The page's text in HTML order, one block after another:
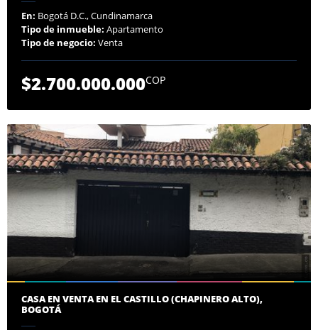
En: Bogotá D.C., Cundinamarca
Tipo de inmueble: Apartamento
Tipo de negocio: Venta
$2.700.000.000COP
CASA EN VENTA EN EL CASTILLO (CHAPINERO ALTO),
BOGOTÁ